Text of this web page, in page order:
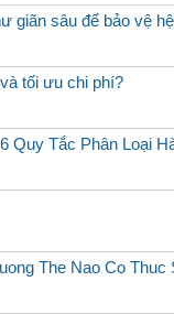
giãn sâu để bảo vệ
tối ưu chi phí?
Quy Tắc Phân Loại
The Nao Co Thuc